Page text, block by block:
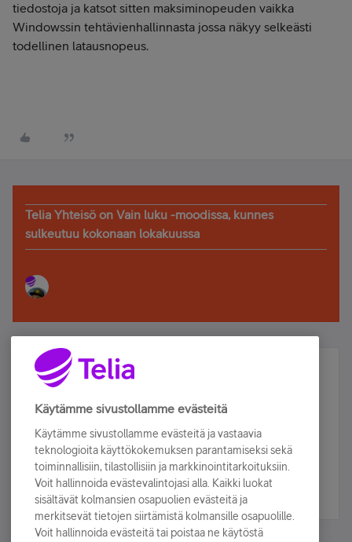
tiedostoja ja katsot sitten maksiminopeuden vaikka
Windowssin tehtävienhallinnasta jossa näkyy selkeästi
todellinen latausnopeus.
Telia Yhteisö on Vain luku -moodissa, kunnes
sulkeutuu kokonaan lokakuussa
Älä jää paitsi – osallistu ja voita!
Tilaa Telian uutiskirje ja olet mukana arvonnassa.
sähköpostiisi.
Tilaa nyt
Käytämme sivustollamme evästeitä
Käytämme sivustollamme evästeitä ja vastaavia
teknologioita käyttökokemuksen parantamiseksi sekä
toiminnallisiin, tilastollisiin ja markkinointitarkoituksiin.
Voit hallinnoida evästevalintojasi alla. Kaikki luokat
sisältävät kolmansien osapuolien evästeitä ja
merkitsevät tietojen siirtämistä kolmansille osapuolille.
Voit hallinnoida evästeitä tai poistaa ne käytöstä